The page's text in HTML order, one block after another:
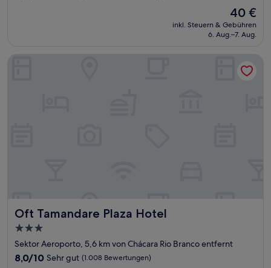
Der
Preis
beträgt
40 €
inkl. Steuern & Gebühren
6. Aug.–7. Aug.
Oft Tamandare Plaza Hotel
Oft Tamandare Plaza Hotel
3.0-
Sterne-
Unterkunft
Sektor Aeroporto, 5,6 km von Chácara Rio Branco entfernt
8.0
8,0/10 Sehr gut (1.008 Bewertungen)